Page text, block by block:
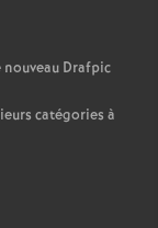
nouveau Drafpic
catégories à